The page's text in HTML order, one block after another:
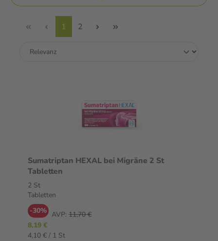
1 2
Sumatriptan HEXAL bei Migräne 2 St
Tabletten
2 St
Tabletten
-30% AVP: 11,70 €
8,19 €
4,10 € / 1 St